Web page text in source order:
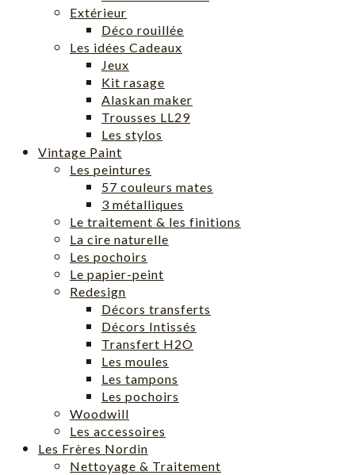
Extérieur
Déco rouillée
Les idées Cadeaux
Jeux
Kit rasage
Alaskan maker
Trousses LL29
Les stylos
Vintage Paint
Les peintures
57 couleurs mates
3 métalliques
Le traitement & les finitions
La cire naturelle
Les pochoirs
Le papier-peint
Redesign
Décors transferts
Décors Intissés
Transfert H2O
Les moules
Les tampons
Les pochoirs
Woodwill
Les accessoires
Les Frères Nordin
Nettoyage & Traitement